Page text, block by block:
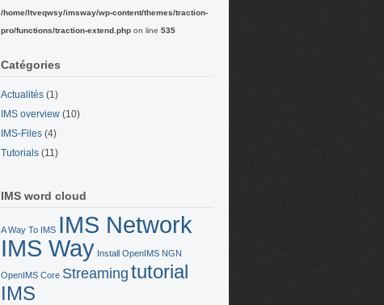
/home/ltveqwsy/imsway/wp-content/themes/traction-
pro/functions/traction-extend.php on line 535
Catégories
Actualités (1)
IMS overview (10)
IMS-Files (4)
Tutorials (11)
IMS word cloud
A Way To IMS IMS Network
IMS Way Install OpenIMS NGN
OpenIMS Core Streaming tutorial
IMS